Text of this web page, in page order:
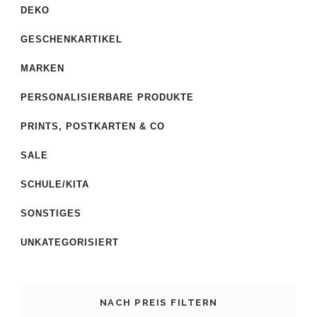
DEKO
GESCHENKARTIKEL
MARKEN
PERSONALISIERBARE PRODUKTE
PRINTS, POSTKARTEN & CO
SALE
SCHULE/KITA
SONSTIGES
UNKATEGORISIERT
NACH PREIS FILTERN